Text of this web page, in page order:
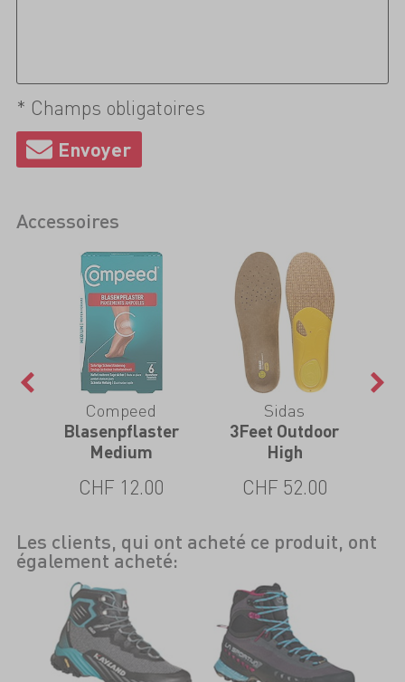
* Champs obligatoires
Accessoires
Compeed
Blasenpflaster
Medium
CHF 12.00
Sidas
3Feet Outdoor
High
CHF 52.00
Les clients, qui ont acheté ce produit, ont
également acheté: